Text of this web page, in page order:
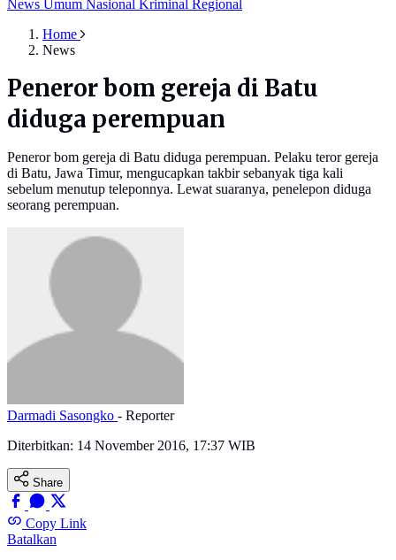
News Umum Nasional Kriminal Regional
Home
News
Peneror bom gereja di Batu
diduga perempuan
Peneror bom gereja di Batu diduga perempuan. Pelaku teror gereja
di Batu, Jawa Timur, mengucapkan takbir sebanyak tiga kali
sebelum menutup teleponnya. Lewat suaranya, penelepon diduga
seorang perempuan.
Darmadi Sasongko - Reporter
Diterbitkan: 14 November 2016, 17:37 WIB
Share
Copy Link
Batalkan